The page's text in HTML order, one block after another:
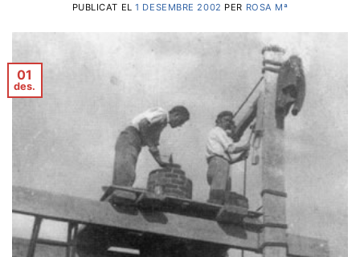
PUBLICAT EL1 DESEMBRE 2002 PER ROSA Mª
01
des.